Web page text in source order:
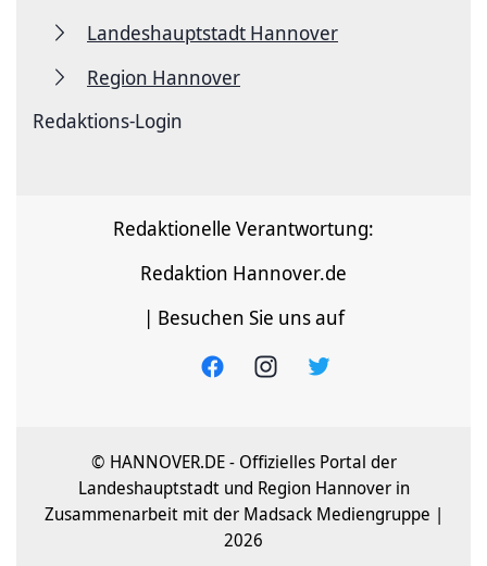
Landeshauptstadt Hannover
Region Hannover
Redaktions-Login
Redaktionelle Verantwortung:
Redaktion Hannover.de
| Besuchen Sie uns auf
© HANNOVER.DE - Offizielles Portal der
Landeshauptstadt und Region Hannover in
Zusammenarbeit mit der Madsack Mediengruppe |
2026